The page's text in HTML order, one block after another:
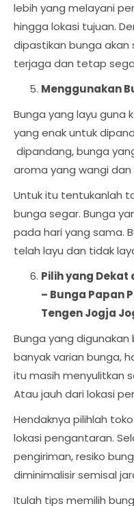
lebih yang melayani
hingga lokasi tujuan.
dipastikan bunga akan
terjaga dan tetap
Menggunakan
Bunga yang layu guna
yang enak untuk
dipandang, bunga
aroma yang wangi dan
Untuk itu tentukanlah
bunga segar. Bunga
pada hari yang sama.
telah layu dan tidak
Pilih yang
– Bunga Papan
Tengen Jogja
Bunga yang digunakan
banyak varian bunga,
itu masih menyulitkan
Atau jauh dari lokasi
Hendaknya pilihlah
lokasi pengantaran.
pengiriman, resiko
diminimalisir semisal
Itulah tips memilih